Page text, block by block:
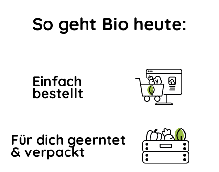
So geht Bio heute:
Einfach
bestellt
Für dich geerntet
& verpackt